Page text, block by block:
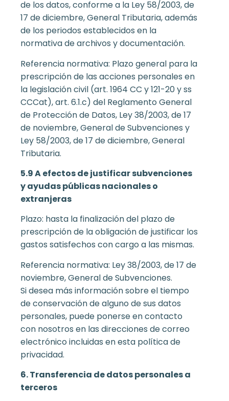
de los datos, conforme a la Ley 58/2003, de
17 de diciembre, General Tributaria, además
de los periodos establecidos en la
normativa de archivos y documentación.
Referencia normativa: Plazo general para la
prescripción de las acciones personales en
la legislación civil (art. 1964 CC y 121-20 y ss
CCCat), art. 6.1.c) del Reglamento General
de Protección de Datos, Ley 38/2003, de 17
de noviembre, General de Subvenciones y
Ley 58/2003, de 17 de diciembre, General
Tributaria.
5.9 A efectos de justificar subvenciones
y ayudas públicas nacionales o
extranjeras
Plazo: hasta la finalización del plazo de
prescripción de la obligación de justificar los
gastos satisfechos con cargo a las mismas.
Referencia normativa: Ley 38/2003, de 17 de
noviembre, General de Subvenciones.
Si desea más información sobre el tiempo
de conservación de alguno de sus datos
personales, puede ponerse en contacto
con nosotros en las direcciones de correo
electrónico incluidas en esta política de
privacidad.
6. Transferencia de datos personales a
terceros